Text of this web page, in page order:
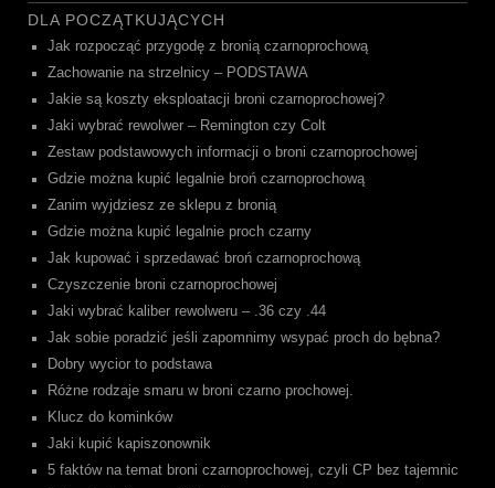
DLA POCZĄTKUJĄCYCH
Jak rozpocząć przygodę z bronią czarnoprochową
Zachowanie na strzelnicy – PODSTAWA
Jakie są koszty eksploatacji broni czarnoprochowej?
Jaki wybrać rewolwer – Remington czy Colt
Zestaw podstawowych informacji o broni czarnoprochowej
Gdzie można kupić legalnie broń czarnoprochową
Zanim wyjdziesz ze sklepu z bronią
Gdzie można kupić legalnie proch czarny
Jak kupować i sprzedawać broń czarnoprochową
Czyszczenie broni czarnoprochowej
Jaki wybrać kaliber rewolweru – .36 czy .44
Jak sobie poradzić jeśli zapomnimy wsypać proch do bębna?
Dobry wycior to podstawa
Różne rodzaje smaru w broni czarno prochowej.
Klucz do kominków
Jaki kupić kapiszonownik
5 faktów na temat broni czarnoprochowej, czyli CP bez tajemnic